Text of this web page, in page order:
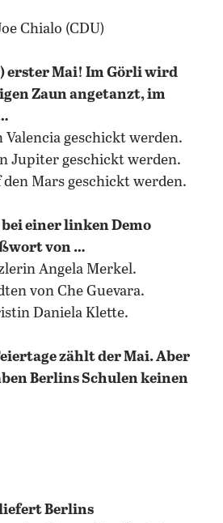
Chialo (CDU)
erster Mai! Im Görli wird
Zaun angetanzt, im
geschickt werden.
Jupiter geschickt werden.
Mars geschickt werden.
einer linken Demo
von …
Angela Merkel.
von Che Guevara.
Daniela Klette.
zählt der Mai. Aber
Berlins Schulen keinen
liefert Berlins